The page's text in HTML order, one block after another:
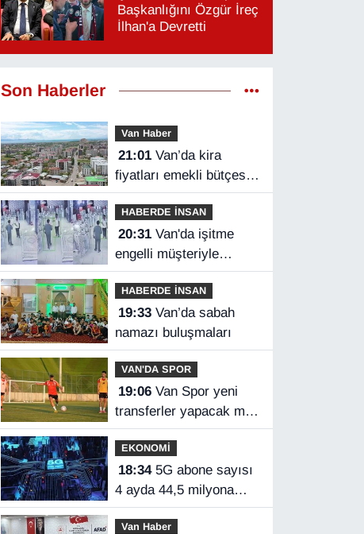
Başkanlığını Özgür İreç
İlhan'a Devretti
Son Haberler
Van Haber
21:01Van’da kira
fiyatları emekli bütçesini
zorluyor
HABERDE İNSAN
20:31Van'da işitme
engelli müşteriyle
halaylı pazarlık
gülümsetti
HABERDE İNSAN
19:33Van’da sabah
namazı buluşmaları
VAN'DA SPOR
19:06Van Spor yeni
transferler yapacak mı?
Başkan Özgür İreç İlhan
açıkladı
EKONOMİ
18:345G abone sayısı
4 ayda 44,5 milyona
ulaştı
Van Haber